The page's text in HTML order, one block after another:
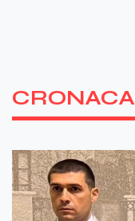
CRONACA